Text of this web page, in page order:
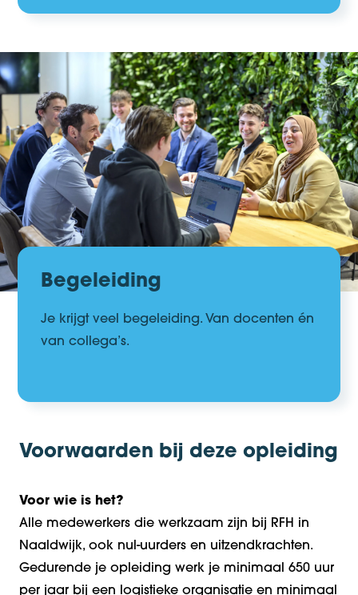
Begeleiding
Je krijgtveel begeleiding. Vandocenten én
vancollega’s.
Voorwaarden bij deze opleiding
Voor wie is het?
Alle medewerkers die werkzaam zijn bij RFH in
Naaldwijk, ook nul-uurders en uitzendkrachten.
Gedurende je opleiding werk je minimaal 650 uur
per jaar bij een logistieke organisatie en minimaal